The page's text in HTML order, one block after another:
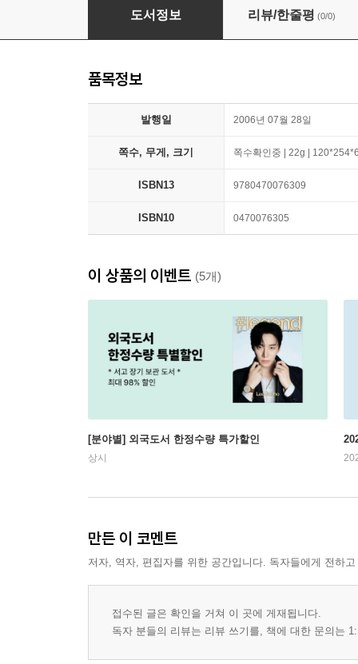
WileyPlus Stand-Alone to Accompany
도서정보 리뷰/한줄평 (0/0)
품목정보
발행일 2006년 07월 28일
쪽수, 무게, 크기 쪽수확인중 | 22g |
ISBN13 9780470076309
ISBN10 0470076305
이 상품의 이벤트 (5개)
[분야별] 외국도서 한정수량 특가할인
상시
만든 이 코멘트
저자, 역자, 편집자를 위한 공간입니다. 독자들에게 전하
접수된 글은 확인을 거쳐 이 곳에 게재됩니다.
독자 분들의 리뷰는 리뷰 쓰기를, 책에 대한 문의는